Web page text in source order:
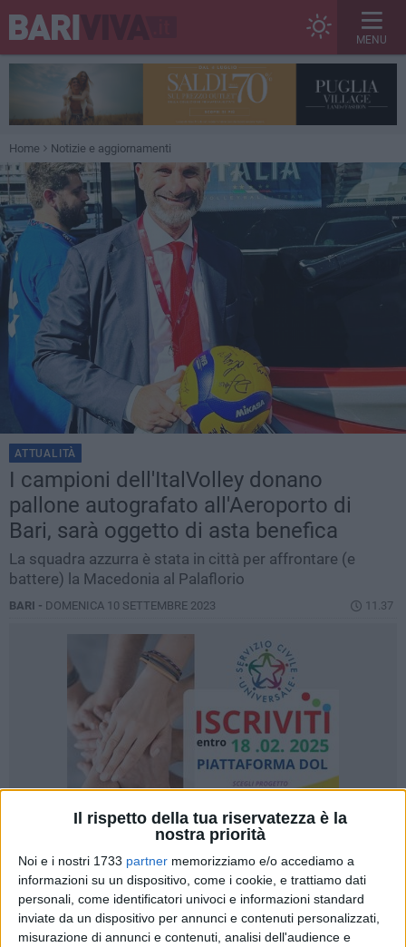
Il rispetto della tua riservatezza è la
nostra priorità
Noi e i nostri 1733 partner memorizziamo e/o accediamo a
informazioni su un dispositivo, come i cookie, e trattiamo dati
personali, come identificatori univoci e informazioni standard
inviate da un dispositivo per annunci e contenuti personalizzati,
misurazione di annunci e contenuti, analisi dell'audience e
MENU
Home Notizie e aggiornamenti
ATTUALITÀ
I campioni dell'ItalVolley donano
pallone autografato all'Aeroporto di
Bari, sarà oggetto di asta benefica
La squadra azzurra è stata in città per affrontare (e
battere) la Macedonia al Palaflorio
BARI - DOMENICA 10 SETTEMBRE 2023 11.37
2